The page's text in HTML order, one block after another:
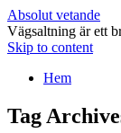
Absolut vetande
Vägsaltning är ett
Skip to content
Hem
Tag